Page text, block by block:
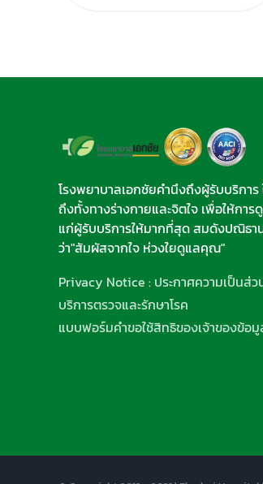
โรงพยาบาลเอกชัยคำนึงถึงผู้รับบริการ
ถึงทั้งทางร่างกายและจิตใจ เพื่อให้กา
แก่ผู้รับบริการให้มากที่สุด สมดังปณิธา
ว่า"สัมผัสจากใจ ห่วงใยดูแลคุณ"
Privacy Notice : ประกาศความเป็นส่ว
บริการตรวจและรักษาโรค
แบบฟอร์มคำขอใช้สิทธิของเจ้าของข้อ